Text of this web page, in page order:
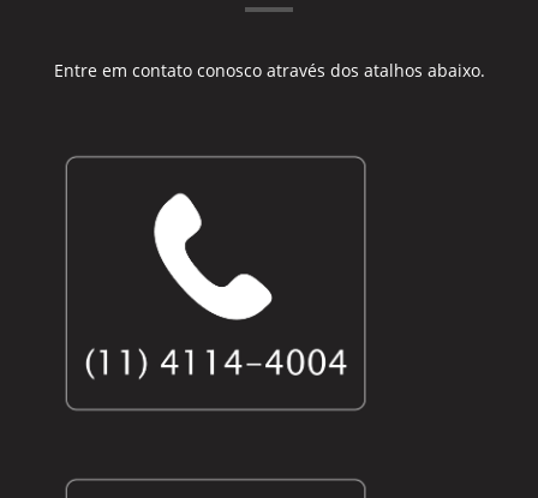
Entre em contato conosco através dos atalhos abaixo.